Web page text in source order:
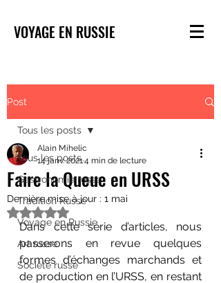
VOYAGE EN RUSSIE
Post
Tous les posts
Gastronomie russe
Tradition Russe
Voyage en Russie
Art russe
Société russe
Tous les posts
Faire la Queue en URSS
Alain Mihelic
14 janv. 20214 min de lecture
Dernière mise à jour : 1 mai
Noté NaN étoiles sur 5.
Dans cette série d’articles, nous
passerons en revue quelques
formes d’échanges marchands et
de production en l’URSS, en restant